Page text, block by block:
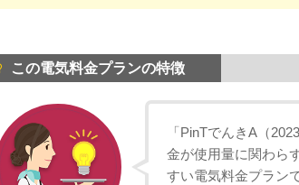
この電気料金プランの特徴
「PinTでんきA（
金が使用量に関わら
すい電気料金プラン